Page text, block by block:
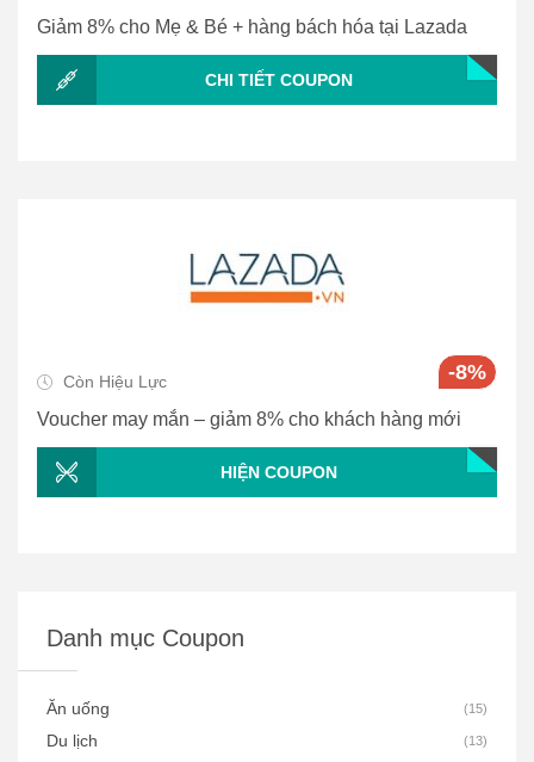
Giảm 8% cho Mẹ & Bé + hàng bách hóa tại Lazada
CHI TIẾT COUPON
Còn Hiệu Lực -8%
Voucher may mắn – giảm 8% cho khách hàng mới
HIỆN COUPON
Danh mục Coupon
Ăn uống (15)
Du lịch (13)